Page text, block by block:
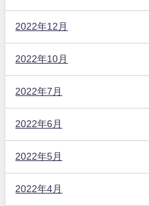
2022年12月
2022年10月
2022年7月
2022年6月
2022年5月
2022年4月